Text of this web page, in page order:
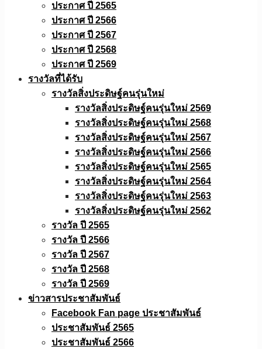
ประกาศ ปี 2565
ประกาศ ปี 2566
ประกาศ ปี 2567
ประกาศ ปี 2568
ประกาศ ปี 2569
รางวัลที่ได้รับ
รางวัลสิ่งประดิษฐ์คนรุ่นใหม่
รางวัลสิ่งประดิษฐ์คนรุ่นใหม่ 2569
รางวัลสิ่งประดิษฐ์คนรุ่นใหม่ 2568
รางวัลสิ่งประดิษฐ์คนรุ่นใหม่ 2567
รางวัลสิ่งประดิษฐ์คนรุ่นใหม่ 2566
รางวัลสิ่งประดิษฐ์คนรุ่นใหม่ 2565
รางวัลสิ่งประดิษฐ์คนรุ่นใหม่ 2564
รางวัลสิ่งประดิษฐ์คนรุ่นใหม่ 2563
รางวัลสิ่งประดิษฐ์คนรุ่นใหม่ 2562
รางวัล ปี 2565
รางวัล ปี 2566
รางวัล ปี 2567
รางวัล ปี 2568
รางวัล ปี 2569
ข่าวสารประชาสัมพันธ์
Facebook Fan page ประชาสัมพันธ์
ประชาสัมพันธ์ 2565
ประชาสัมพันธ์ 2566